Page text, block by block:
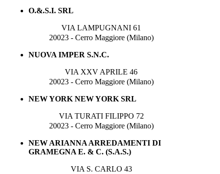
O.&.S.I. SRL
VIA LAMPUGNANI 61
20023 - Cerro Maggiore (Milano)
NUOVA IMPER S.N.C.
VIA XXV APRILE 46
20023 - Cerro Maggiore (Milano)
NEW YORK NEW YORK SRL
VIA TURATI FILIPPO 72
20023 - Cerro Maggiore (Milano)
NEW ARIANNA ARREDAMENTI DI
GRAMEGNA E. & C. (S.A.S.)
VIA S. CARLO 43